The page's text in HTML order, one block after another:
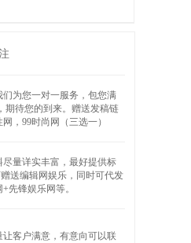
为您一对一服务，包您满
期待您的到来。赠送发稿链
，99时尚网（三选一）
量详实丰富，最好提供标
送编辑网娱乐，同时可代发
先锋娱乐网等。
客户满意，有意向可以联